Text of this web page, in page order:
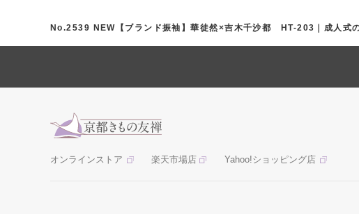
No.2539 NEW【ブランド振袖】華徒然×吉木千沙都 HT-203｜成人式
オンラインストア 楽天市場店 Yahoo!ショッピング店